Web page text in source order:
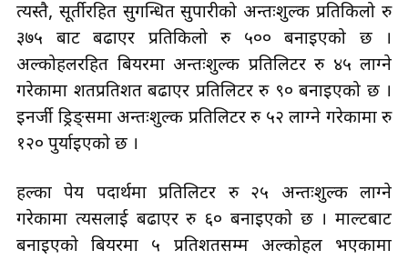
त्यस्तै, सूर्तीरहित सुगन्धित सुपारीको अन्तःशुल्क प्रतिकिलो रु
३७५ बाट बढाएर प्रतिकिलो रु ५०० बनाइएको छ ।
अल्कोहलरहित बियरमा अन्तःशुल्क प्रतिलिटर रु ४५ लाग्ने
गरेकामा शतप्रतिशत बढाएर प्रतिलिटर रु ९० बनाइएको छ ।
इनर्जी ड्रिङ्समा अन्तःशुल्क प्रतिलिटर रु ५२ लाग्ने गरेकामा रु
१२० पुर्याइएको छ ।
हल्का पेय पदार्थमा प्रतिलिटर रु २५ अन्तःशुल्क लाग्ने
गरेकामा त्यसलाई बढाएर रु ६० बनाइएको छ । माल्टबाट
बनाइएको बियरमा ५ प्रतिशतसम्म अल्कोहल भएकामा